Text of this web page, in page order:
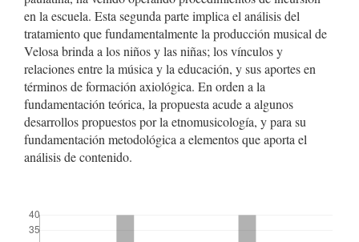
en la escuela. Esta segunda parte implica el análisis del
tratamiento que fundamentalmente la producción musical de
Velosa brinda a los niños y las niñas; los vínculos y
relaciones entre la música y la educación, y sus aportes en
términos de formación axiológica. En orden a la
fundamentación teórica, la propuesta acude a algunos
desarrollos propuestos por la etnomusicología, y para su
fundamentación metodológica a elementos que aporta el
análisis de contenido.